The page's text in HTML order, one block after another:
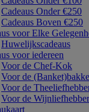
Cadeaus Onder €250
Cadeaus Boven €250
voor Elke
Huwelijkscadeaus
voor iedereen
Voor de Chef-Kok
Voor de
Voor de
Voor de Wijnliefhebber